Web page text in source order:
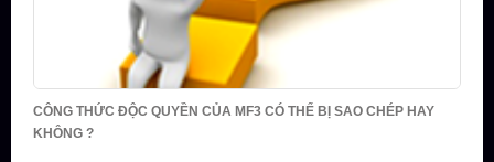
CÔNG THỨC ĐỘC QUYỀN CỦA MF3 CÓ THỂ BỊ SAO CHÉP HAY
KHÔNG ?